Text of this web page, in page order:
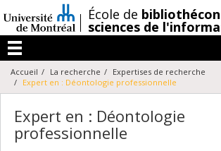
au
contenu
/École de
sciences de
Menu
Accueil La recherche
Expertises de recherche
Expert en : Déontologie professionnelle
Expert en : Déontologie
professionnelle